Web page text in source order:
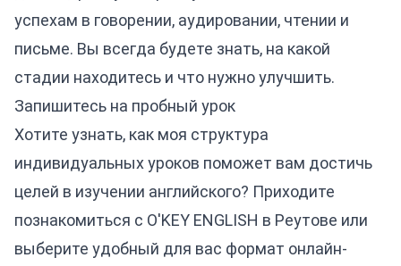
успехам в говорении, аудировании, чтении и
письме. Вы всегда будете знать, на какой
стадии находитесь и что нужно улучшить.
Запишитесь на пробный урок
Хотите узнать, как моя структура
индивидуальных уроков поможет вам достичь
целей в изучении английского? Приходите
познакомиться с O'KEY ENGLISH в Реутове или
выберите удобный для вас формат онлайн-